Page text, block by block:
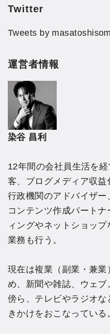
Twitter
Tweets by
運営者情報
染谷 昌利
12年間の会社員生活を
客、ブログメディア収益
行政機関のアドバイザ
コンテンツ作成パート
ィングやネットショッ
業務も行う。
現在は複業（副業・兼
め、新聞や雑誌、ウェ
傍ら、テレビやラジオ
きかけをおこなっている